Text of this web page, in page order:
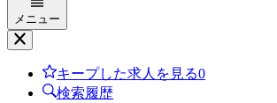
メニュー
キープした求人を見る0
検索履歴